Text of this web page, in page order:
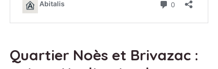
Quartier Noès et Brivazac :